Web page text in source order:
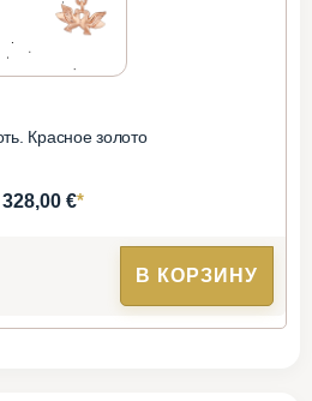
Красное золото
328,00 €*
В КОРЗИНУ